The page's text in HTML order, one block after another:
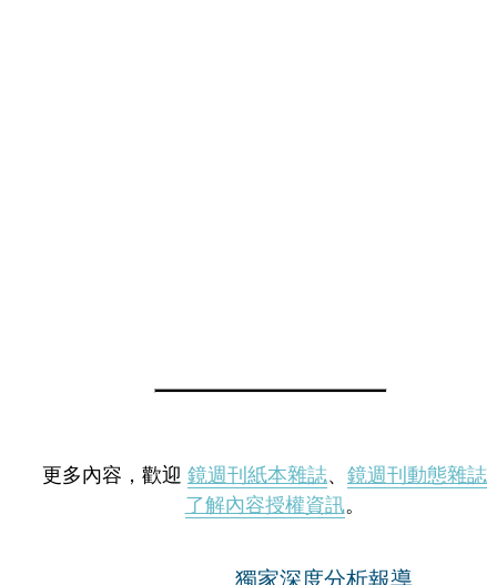
更多內容，歡迎 鏡週刊紙本雜誌、 鏡週刊動態雜誌
了解內容授權資訊。
獨家深度分析報導